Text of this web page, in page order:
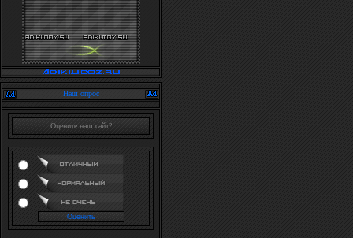
Наш опрос
Оцените наш сайт?